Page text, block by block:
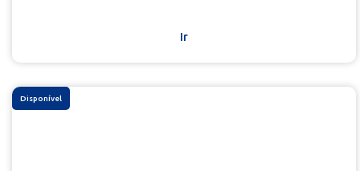
Ir
Disponível